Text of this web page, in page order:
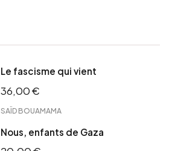
Le fascisme qui vient
36,00€
SAÏD BOUAMAMA
Nous, enfants de Gaza